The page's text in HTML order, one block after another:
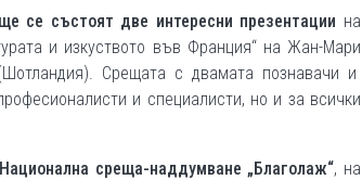
се състоят две интересни презентации на
и изкуството във Франция“ на Жан-Мари
Срещата с двамата познавачи и
и специалисти, но и за всички
среща-наддумване „Благолаж“, на